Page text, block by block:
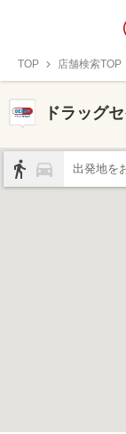
TOP 店舗検索TOP
ドラッグ
出発地を